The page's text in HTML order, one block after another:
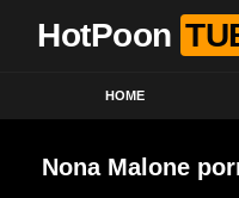
HotPoon
HOME
Nona Malone